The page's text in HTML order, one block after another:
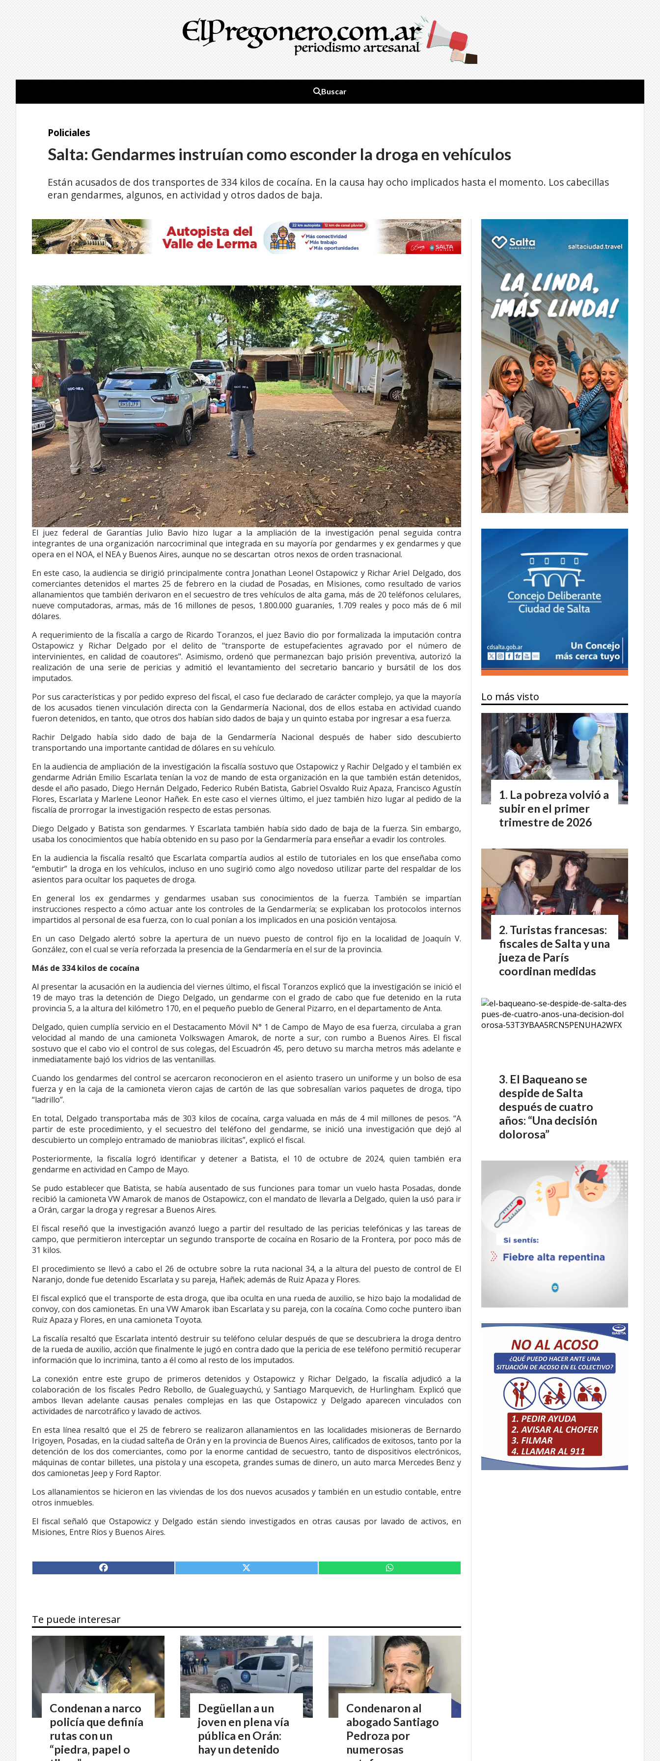
Buscar
Salta: Gendarmes instruían como esconder la droga en vehículos
Están acusados de dos transportes de 334 kilos de cocaína. En la causa hay ocho implicados hasta el momento. Los cabecillas
eran gendarmes, algunos, en actividad y otros dados de baja.
Policiales
El juez federal de Garantías Julio Bavio hizo lugar a la ampliación de la investigación penal seguida contra
integrantes de una organización narcocriminal que integrada en su mayoría por gendarmes y ex gendarmes y que
opera en el NOA, el NEA y Buenos Aires, aunque no se descartan otros nexos de orden trasnacional.
En este caso, la audiencia se dirigió principalmente contra Jonathan Leonel Ostapowicz y Richar Ariel Delgado, dos
comerciantes detenidos el martes 25 de febrero en la ciudad de Posadas, en Misiones, como resultado de varios
allanamientos que también derivaron en el secuestro de tres vehículos de alta gama, más de 20 teléfonos celulares,
nueve computadoras, armas, más de 16 millones de pesos, 1.800.000 guaraníes, 1.709 reales y poco más de 6 mil
dólares.
A requerimiento de la fiscalía a cargo de Ricardo Toranzos, el juez Bavio dio por formalizada la imputación contra
Ostapowicz y Richar Delgado por el delito de "transporte de estupefacientes agravado por el número de
intervinientes, en calidad de coautores". Asimismo, ordenó que permanezcan bajo prisión preventiva, autorizó la
realización de una serie de pericias y admitió el levantamiento del secretario bancario y bursátil de los dos
imputados.
Por sus características y por pedido expreso del fiscal, el caso fue declarado de carácter complejo, ya que la mayoría
de los acusados tienen vinculación directa con la Gendarmería Nacional, dos de ellos estaba en actividad cuando
fueron detenidos, en tanto, que otros dos habían sido dados de baja y un quinto estaba por ingresar a esa fuerza.
Rachir Delgado había sido dado de baja de la Gendarmería Nacional después de haber sido descubierto
transportando una importante cantidad de dólares en su vehículo.
En la audiencia de ampliación de la investigación la fiscalía sostuvo que Ostapowicz y Rachir Delgado y el también ex
gendarme Adrián Emilio Escarlata tenían la voz de mando de esta organización en la que también están detenidos,
desde el año pasado, Diego Hernán Delgado, Federico Rubén Batista, Gabriel Osvaldo Ruiz Apaza, Francisco Agustín
Flores, Escarlata y Marlene Leonor Hañek. En este caso el viernes último, el juez también hizo lugar al pedido de la
fiscalía de prorrogar la investigación respecto de estas personas.
Diego Delgado y Batista son gendarmes. Y Escarlata también había sido dado de baja de la fuerza. Sin embargo,
usaba los conocimientos que había obtenido en su paso por la Gendarmería para enseñar a evadir los controles.
En la audiencia la fiscalía resaltó que Escarlata compartía audios al estilo de tutoriales en los que enseñaba como
“embutir” la droga en los vehículos, incluso en uno sugirió como algo novedoso utilizar parte del respaldar de los
asientos para ocultar los paquetes de droga.
En general los ex gendarmes y gendarmes usaban sus conocimientos de la fuerza. También se impartían
instrucciones respecto a cómo actuar ante los controles de la Gendarmería; se explicaban los protocolos internos
impartidos al personal de esa fuerza, con lo cual ponían a los implicados en una posición ventajosa.
En un caso Delgado alertó sobre la apertura de un nuevo puesto de control fijo en la localidad de Joaquín V.
González, con el cual se vería reforzada la presencia de la Gendarmería en el sur de la provincia.
Más de 334 kilos de cocaína
Al presentar la acusación en la audiencia del viernes último, el fiscal Toranzos explicó que la investigación se inició el
19 de mayo tras la detención de Diego Delgado, un gendarme con el grado de cabo que fue detenido en la ruta
provincia 5, a la altura del kilómetro 170, en el pequeño pueblo de General Pizarro, en el departamento de Anta.
Delgado, quien cumplía servicio en el Destacamento Móvil N° 1 de Campo de Mayo de esa fuerza, circulaba a gran
velocidad al mando de una camioneta Volkswagen Amarok, de norte a sur, con rumbo a Buenos Aires. El fiscal
sostuvo que el cabo vio el control de sus colegas, del Escuadrón 45, pero detuvo su marcha metros más adelante e
inmediatamente bajó los vidrios de las ventanillas.
Cuando los gendarmes del control se acercaron reconocieron en el asiento trasero un uniforme y un bolso de esa
fuerza y en la caja de la camioneta vieron cajas de cartón de las que sobresalían varios paquetes de droga, tipo
“ladrillo”.
En total, Delgado transportaba más de 303 kilos de cocaína, carga valuada en más de 4 mil millones de pesos. “A
partir de este procedimiento, y el secuestro del teléfono del gendarme, se inició una investigación que dejó al
descubierto un complejo entramado de maniobras ilícitas”, explicó el fiscal.
Posteriormente, la fiscalía logró identificar y detener a Batista, el 10 de octubre de 2024, quien también era
gendarme en actividad en Campo de Mayo.
Se pudo establecer que Batista, se había ausentado de sus funciones para tomar un vuelo hasta Posadas, donde
recibió la camioneta VW Amarok de manos de Ostapowicz, con el mandato de llevarla a Delgado, quien la usó para ir
a Orán, cargar la droga y regresar a Buenos Aires.
El fiscal reseñó que la investigación avanzó luego a partir del resultado de las pericias telefónicas y las tareas de
campo, que permitieron interceptar un segundo transporte de cocaína en Rosario de la Frontera, por poco más de
31 kilos.
El procedimiento se llevó a cabo el 26 de octubre sobre la ruta nacional 34, a la altura del puesto de control de El
Naranjo, donde fue detenido Escarlata y su pareja, Hañek; además de Ruiz Apaza y Flores.
El fiscal explicó que el transporte de esta droga, que iba oculta en una rueda de auxilio, se hizo bajo la modalidad de
convoy, con dos camionetas. En una VW Amarok iban Escarlata y su pareja, con la cocaína. Como coche puntero iban
Ruiz Apaza y Flores, en una camioneta Toyota.
La fiscalía resaltó que Escarlata intentó destruir su teléfono celular después de que se descubriera la droga dentro
de la rueda de auxilio, acción que finalmente le jugó en contra dado que la pericia de ese teléfono permitió recuperar
información que lo incrimina, tanto a él como al resto de los imputados.
La conexión entre este grupo de primeros detenidos y Ostapowicz y Richar Delgado, la fiscalía adjudicó a la
colaboración de los fiscales Pedro Rebollo, de Gualeguaychú, y Santiago Marquevich, de Hurlingham. Explicó que
ambos llevan adelante causas penales complejas en las que Ostapowicz y Delgado aparecen vinculados con
actividades de narcotráfico y lavado de activos.
En esta línea resaltó que el 25 de febrero se realizaron allanamientos en las localidades misioneras de Bernardo
Irigoyen, Posadas, en la ciudad salteña de Orán y en la provincia de Buenos Aires, calificados de exitosos, tanto por la
detención de los dos comerciantes, como por la enorme cantidad de secuestro, tanto de dispositivos electrónicos,
máquinas de contar billetes, una pistola y una escopeta, grandes sumas de dinero, un auto marca Mercedes Benz y
dos camionetas Jeep y Ford Raptor.
Los allanamientos se hicieron en las viviendas de los dos nuevos acusados y también en un estudio contable, entre
otros inmuebles.
El fiscal señaló que Ostapowicz y Delgado están siendo investigados en otras causas por lavado de activos, en
Misiones, Entre Ríos y Buenos Aires.
Te puede interesar
Condenan a narco
policía que definía
rutas con un
“piedra, papel o
Degüellan a un
joven en plena vía
pública en Orán:
hay un detenido
Condenaron al
abogado Santiago
Pedroza por
numerosas
Lo más visto
La pobreza volvió a
subir en el primer
trimestre de 2026
Turistas francesas:
fiscales de Salta y una
jueza de París
coordinan medidas
El Baqueano se
despide de Salta
después de cuatro
años: “Una decisión
dolorosa”